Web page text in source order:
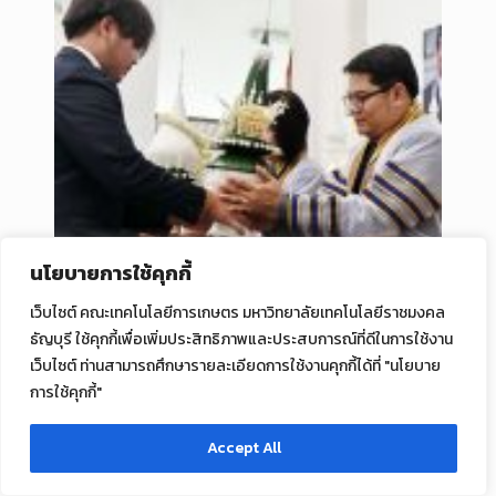
นโยบายการใช้คุกกี้
เว็บไซต์ คณะเทคโนโลยีการเกษตร มหาวิทยาลัยเทคโนโลยีราชมงคล
ธัญบุรี ใช้คุกกี้เพื่อเพิ่มประสิทธิภาพและประสบการณ์ที่ดีในการใช้งาน
เว็บไซต์ ท่านสามารถศึกษารายละเอียดการใช้งานคุกกี้ได้ที่ "นโยบาย
การใช้คุกกี้"
Accept All